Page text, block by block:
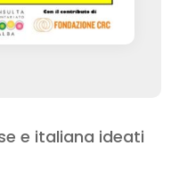
e italiana ideati